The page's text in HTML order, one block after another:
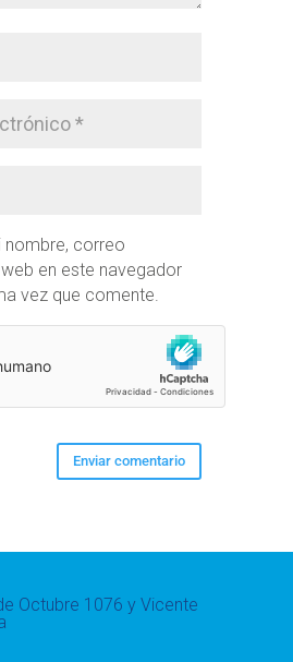
nombre, correo
en este navegador
vez que comente.
Octubre 1076 y Vicente